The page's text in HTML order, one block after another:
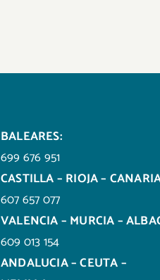
BALEARES:
699 676 951
CASTILLA – RIOJA –
607 657 077
VALENCIA – MURCIA –
609 013 154
ANDALUCIA – CEUTA –